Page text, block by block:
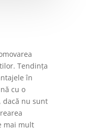
Tendința
în
cu o
dacă nu sunt
mai mult